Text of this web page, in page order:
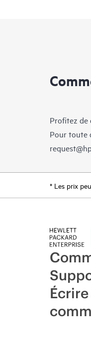
Profitez de
Pour toute
* Les prix